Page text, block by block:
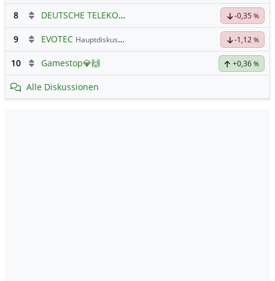
8 DEUTSCHE TELEKOM -0,35 %
9 EVOTEC Hauptdiskussion -1,12 %
10 Gamestop💎🙌 +0,36 %
Alle Diskussionen